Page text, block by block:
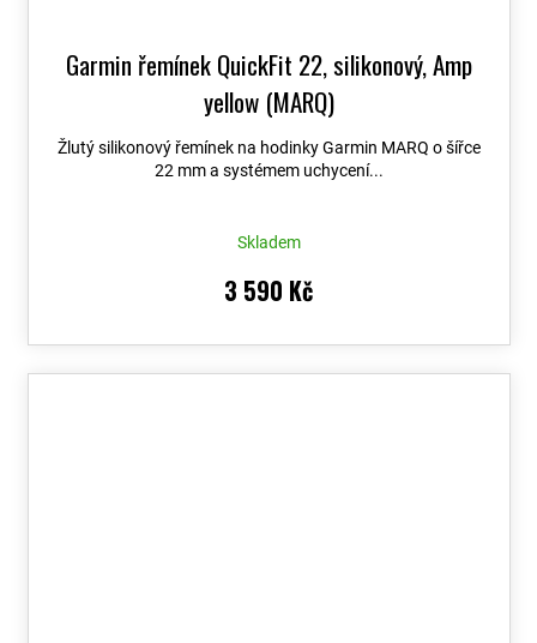
Garmin řemínek QuickFit 22, silikonový, Amp
yellow (MARQ)
Žlutý silikonový řemínek na hodinky Garmin MARQ o šířce
22 mm a systémem uchycení...
Skladem
3 590 Kč